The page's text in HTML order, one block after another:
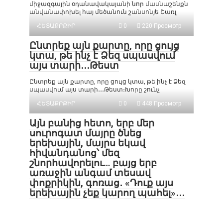
միջազգային օդանավակայանի նոր մասնաշենքն
անվանափոխել հայ մեծանուն շանսոնյե Շառլ
ՀԵՏԱՔՐՔԻՐ
0 220 Просмотр
Ընտրեք այն քարտը, որը ցույց
կտա, թե ինչ է Ձեզ սպասվում
այս տարի․․․Թեստ
Ընտրեք այն քարտը, որը ցույց կտա, թե ինչ է Ձեզ
սպասվում այս տարի․․․Թեստ։Խորը շունչ
ՀԵՏԱՔՐՔԻՐ
0 448 Просмотр
Այն բանից հետո, երբ մեր
սուրոգատ մայրը ծնեց
երեխային, մայրս եկավ
հիվանդանոց՝ մեզ
շնորհավորելու… բայց երբ
առաջին անգամ տեսավ
փոքրիկին, գոռաց․ «Դուք այս
երեխային չեք կարող պահել»․․․